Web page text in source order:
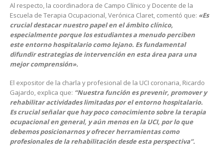
Al respecto, la coordinadora de Campo Clínico y Docente de la
Escuela de Terapia Ocupacional, Verónica Claret, comentó que: «Es
crucial destacar nuestro papel en el ámbito clínico,
especialmente porque los estudiantes a menudo perciben
este entorno hospitalario como lejano. Es fundamental
difundir estrategias de intervención en esta área para una
mejor comprensión».
El expositor de la charla y profesional de la UCI coronaria, Ricardo
Gajardo, explica que: “Nuestra función es prevenir, promover y
rehabilitar actividades limitadas por el entorno hospitalario.
Es crucial señalar que hay poco conocimiento sobre la terapia
ocupacional en general, y aún menos en la UCI, por lo que
debemos posicionarnos y ofrecer herramientas como
profesionales de la rehabilitación desde esta perspectiva”.